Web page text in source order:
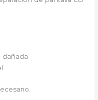
dañada